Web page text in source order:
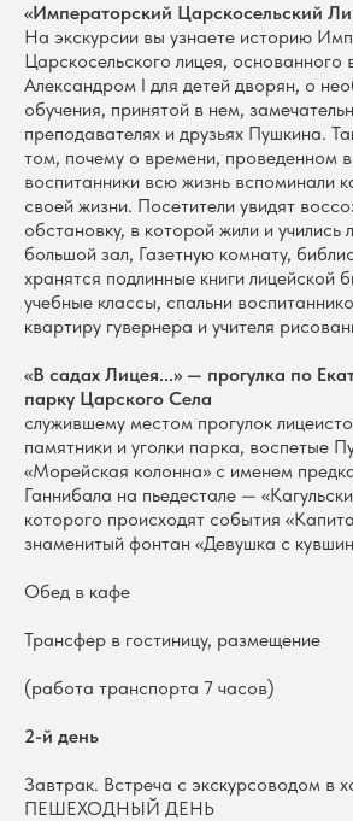
«Императорский Царскосельский
На экскурсии вы узнаете историю
Царскосельского лицея, основанного
Александром I для детей дворян, о
обучения, принятой в нем,
преподавателях и друзьях Пушкина.
том, почему о времени, проведенном в
воспитанники всю жизнь вспоминали
своей жизни. Посетители увидят
обстановку, в которой жили и учились
большой зал, Газетную комнату,
хранятся подлинные книги лицейской
учебные классы, спальни
квартиру гувернера и учителя
«В садах Лицея...» — прогулка по
парку Царского Села
служившему местом прогулок
памятники и уголки парка, воспетые
«Морейская колонна» с именем
Ганнибала на пьедестале —
которого происходят события
знаменитый фонтан «Девушка с
Обед в кафе
Трансфер в гостиницу, размещение
(работа транспорта 7 часов)
2-й день
Завтрак. Встреча с экскурсоводом в
ПЕШЕХОДНЫЙ ДЕНЬ